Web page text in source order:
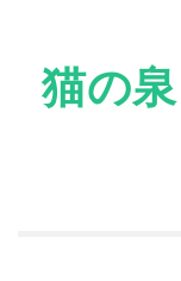
content猫の